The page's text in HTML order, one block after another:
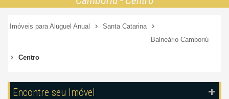
Imóveis para Aluguel Anual
Santa Catarina
Balneário Camboriú
Centro
Encontre seu Imóvel